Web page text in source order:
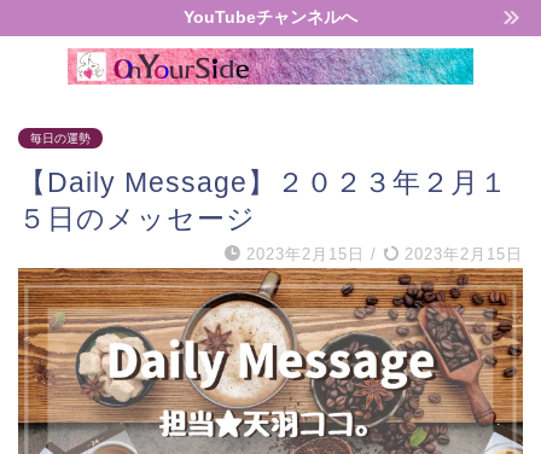
YouTubeチャンネルへ
毎日の運勢
【Daily Message】２０２３年２月１
５日のメッセージ
2023年2月15日 / 2023年2月15日